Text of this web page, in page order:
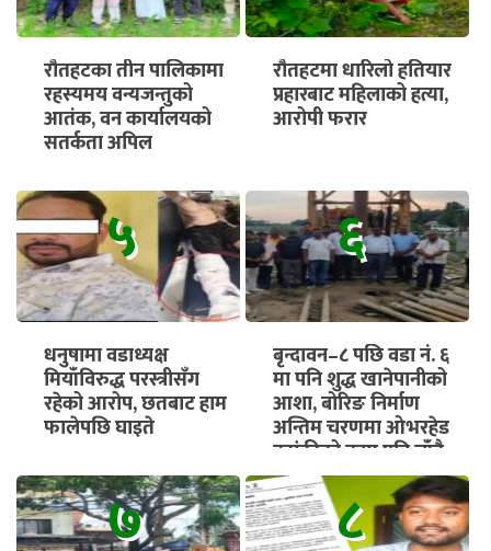
रौतहटका तीन पालिकामा
रहस्यमय वन्यजन्तुको
आतंक, वन कार्यालयको
सतर्कता अपिल
रौतहटमा धारिलो हतियार
प्रहारबाट महिलाको हत्या,
आरोपी फरार
५
धनुषामा वडाध्यक्ष
मियाँविरुद्ध परस्त्रीसँग
रहेको आरोप, छतबाट हाम
फालेपछि घाइते
६
बृन्दावन–८ पछि वडा नं. ६
मा पनि शुद्ध खानेपानीको
आशा, बोरिङ निर्माण
अन्तिम चरणमा ओभरहेड
ट्यांकीको काम पनि चाँडै
सुरु हुने
७ ८